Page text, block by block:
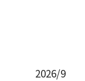
2026/9